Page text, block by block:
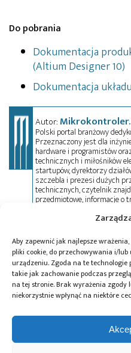
Aby zapewnić jak najlepsze
pliki cookie, do przechowywania i/
urządzeniu. Zgoda na te
takie jak zachowanie podczas
na tej stronie. Brak wyrażenia zgody
niekorzystnie wpłynąć na niektóre
Do pobrania
Dokumentacja
(Altium Designer 10)
Dokumentacja
Autor:
Polski portal branżowy
Przeznaczony jest dla
hardware i programistów
technicznych i miłośników
startupów, dyrektorzy
szczebla i prezesi dużych
technicznych, czytelnik
przedmiotowe, informacje o
oferty pracy. Przeczyta
kraju i na świecie oraz
szkoleniach i
patrona medialnego imprez
i seminariów. Zapraszamy
Tagi:projekt,referencyjny
Przeczytaj również: